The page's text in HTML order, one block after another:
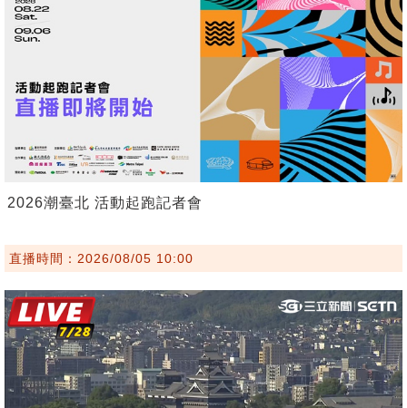
2026潮臺北 活動起跑記者會
直播時間：2026/08/05 10:00